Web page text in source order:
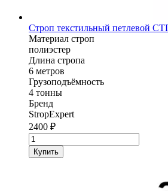
Строп текстильный петлевой
Материал строп
полиэстер
Длина стропа
6 метров
Грузоподъёмность
4 тонны
Бренд
StropExpert
2400 ₽
Количество
товара
Строп
Купить